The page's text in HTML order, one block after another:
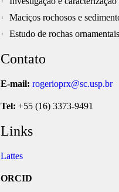
Maciços rochosos e
Estudo de rochas
Contato
E-mail: rogerioprx@sc.usp.br
Tel: +55 (16) 3373-9491
Links
Lattes
ORCID